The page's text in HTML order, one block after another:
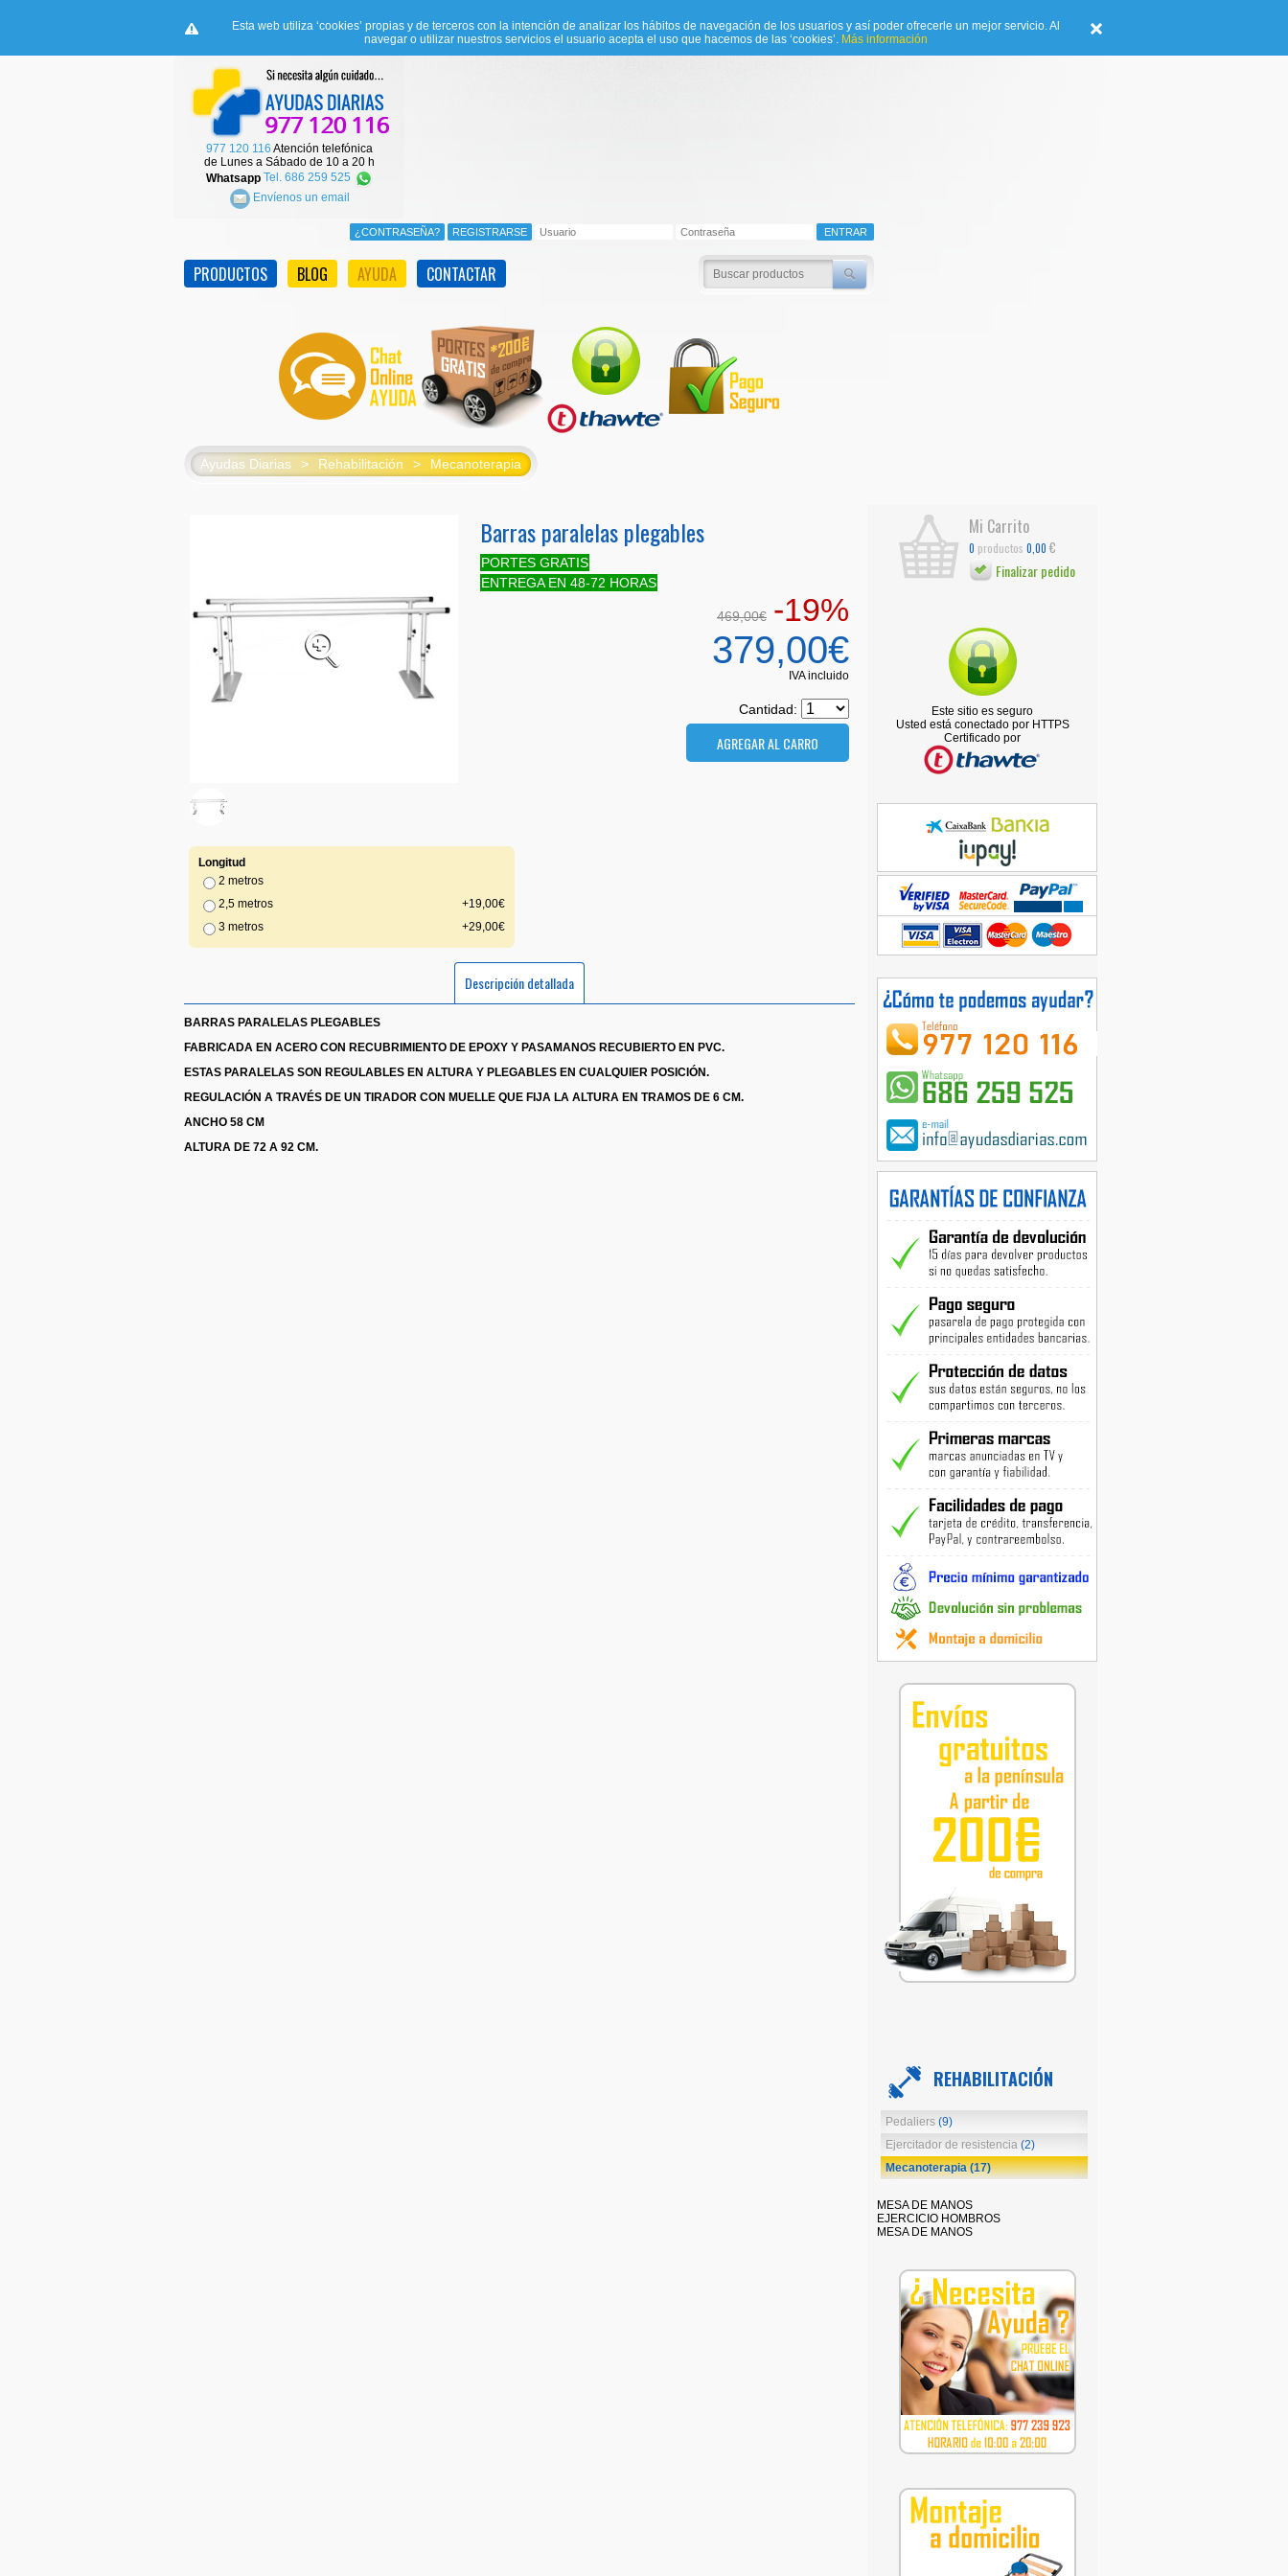
Esta web utiliza ‘cookies’ propias y de terceros con la intención de analizar los hábitos de navegación de los usuarios y así poder ofrecerle un mejor servicio. Al
navegar o utilizar nuestros servicios el usuario acepta el uso que hacemos de las ‘cookies’. Más información
977 120 116 Atención telefónica
de Lunes a Sábado de 10 a 20 h
Whatsapp Tel. 686 259 525
Envíenos un email
PRODUCTOS BLOG AYUDA CONTACTAR
Ayudas Diarias > Rehabilitación > Mecanoterapia
Barras paralelas plegables
PORTES GRATIS
ENTREGA EN 48-72 HORAS
469,00€ -19%
379,00€
IVA incluido
Cantidad:
Longitud
2 metros
2,5 metros
+19,00€
3 metros
+29,00€
Descripción detallada
BARRAS PARALELAS PLEGABLES
FABRICADA EN ACERO CON RECUBRIMIENTO DE EPOXY Y PASAMANOS RECUBIERTO EN PVC.
ESTAS PARALELAS SON REGULABLES EN ALTURA Y PLEGABLES EN CUALQUIER POSICIÓN.
REGULACIÓN A TRAVÉS DE UN TIRADOR CON MUELLE QUE FIJA LA ALTURA EN TRAMOS DE 6 CM.
ANCHO 58 CM
ALTURA DE 72 A 92 CM.
Mi Carrito
0 productos 0,00 €
Finalizar pedido
Este sitio es seguro
Usted está conectado por HTTPS
Certificado por
REHABILITACIÓN
Pedaliers(9)
Ejercitador de resistencia(2)
Mecanoterapia(17)
MESA DE MANOS
EJERCICIO HOMBROS
MESA DE MANOS